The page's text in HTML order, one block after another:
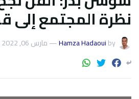
نظرة المجتمع إلى
by
Hamza Hadaoui
—مارس 06, 2022